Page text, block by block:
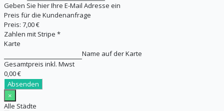
Geben Sie hier Ihre E-Mail Adresse ein
Preis für die Kundenanfrage
Preis: 7,00 €
Zahlen mit Stripe *
Karte
Name auf der Karte
Gesamtpreis inkl. Mwst
0,00 €
Absenden
×
Alle Städte